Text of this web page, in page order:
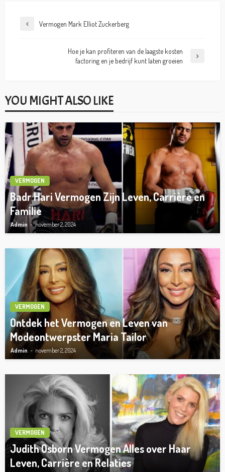
Vermogen Mark Elliot Zuckerberg
Hoe je kan profiteren van de laagste kosten
factoring en je bedrijf kunt laten groeien
YOU MIGHT ALSO LIKE
VERMOGEN
Badr Hari Vermogen Zijn Leven, Carrière en
Familie
Admin november 2, 2024
VERMOGEN
Ontdek het Vermogen en Leven van
Modeontwerpster Maria Tailor
Admin november 2, 2024
VERMOGEN
Judith Osborn Vermogen Alles over Haar
Leven, Carrière en Relaties